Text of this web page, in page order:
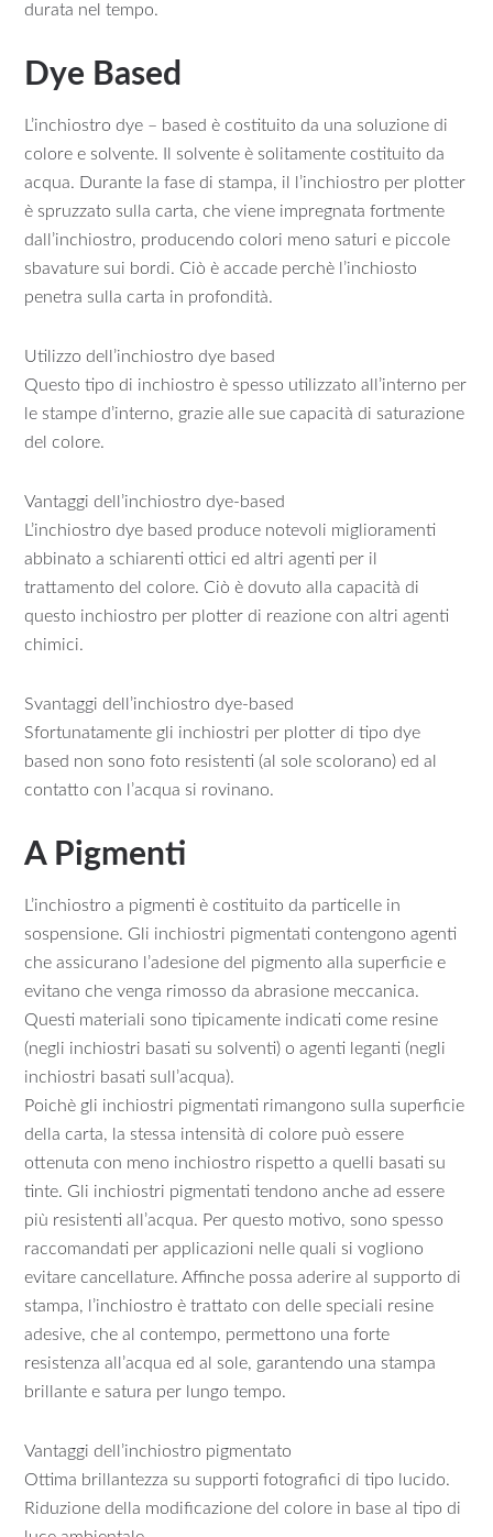
durata nel tempo.
Dye Based
L’inchiostro dye – based è costituito da una soluzione di
colore e solvente. Il solvente è solitamente costituito da
acqua. Durante la fase di stampa, il l’inchiostro per plotter
è spruzzato sulla carta, che viene impregnata fortmente
dall’inchiostro, producendo colori meno saturi e piccole
sbavature sui bordi. Ciò è accade perchè l’inchiosto
penetra sulla carta in profondità.
Utilizzo dell’inchiostro dye based
Questo tipo di inchiostro è spesso utilizzato all’interno per
le stampe d’interno, grazie alle sue capacità di saturazione
del colore.
Vantaggi dell’inchiostro dye-based
L’inchiostro dye based produce notevoli miglioramenti
abbinato a schiarenti ottici ed altri agenti per il
trattamento del colore. Ciò è dovuto alla capacità di
questo inchiostro per plotter di reazione con altri agenti
chimici.
Svantaggi dell’inchiostro dye-based
Sfortunatamente gli inchiostri per plotter di tipo dye
based non sono foto resistenti (al sole scolorano) ed al
contatto con l’acqua si rovinano.
A Pigmenti
L’inchiostro a pigmenti è costituito da particelle in
sospensione. Gli inchiostri pigmentati contengono agenti
che assicurano l’adesione del pigmento alla superficie e
evitano che venga rimosso da abrasione meccanica.
Questi materiali sono tipicamente indicati come resine
(negli inchiostri basati su solventi) o agenti leganti (negli
inchiostri basati sull’acqua).
Poichè gli inchiostri pigmentati rimangono sulla superficie
della carta, la stessa intensità di colore può essere
ottenuta con meno inchiostro rispetto a quelli basati su
tinte. Gli inchiostri pigmentati tendono anche ad essere
più resistenti all’acqua. Per questo motivo, sono spesso
raccomandati per applicazioni nelle quali si vogliono
evitare cancellature. Affinche possa aderire al supporto di
stampa, l’inchiostro è trattato con delle speciali resine
adesive, che al contempo, permettono una forte
resistenza all’acqua ed al sole, garantendo una stampa
brillante e satura per lungo tempo.
Vantaggi dell’inchiostro pigmentato
Ottima brillantezza su supporti fotografici di tipo lucido.
Riduzione della modificazione del colore in base al tipo di